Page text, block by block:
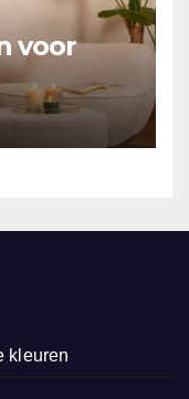
voor
kleuren